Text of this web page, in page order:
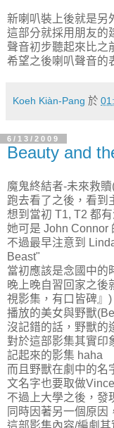
新喇叭裝上後就是另
這部分就採用朋友的
聲音初步聽起來比之
希望之後喇叭聲音的
Koeh Kiàn-Pang 於
6/13/2009
Beauty and
魔鬼終結者-未來救
跑去看了之後，看到
想到當初 T1, T2 都
她可是 John Connor
不過最早注意到
Beast"
當初應該是念國中的
晚上晚自習回家之後
視影集，有口皆碑』)
播放的美女與野獸
沒記錯的話，野獸的
對於這部影集其實印
記起來的影集 haha
而且野獸在劇中的名
文名字也要取做
不過上大學之後，發
同時因著另一個原因
這部影集內容/編劇其